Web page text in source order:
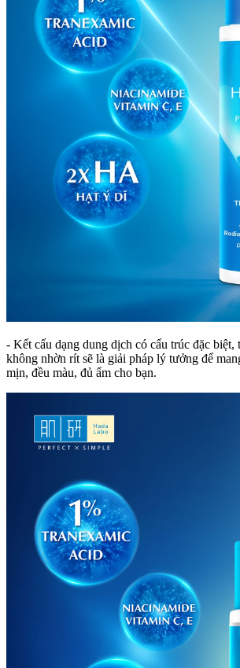
- Kết cấu dạng dung dịch có cấu trúc đặc biệt,
không nhờn rít sẽ là giải pháp lý tưởng để
mịn, đều màu, đủ ẩm cho bạn.